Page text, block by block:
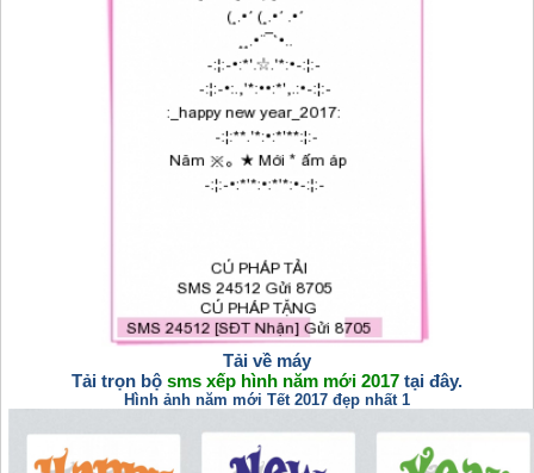
Tải về máy
Tải trọn bộ sms xếp hình năm mới 2017 tại đây.
Hình ảnh năm mới Tết 2017 đẹp nhất 1